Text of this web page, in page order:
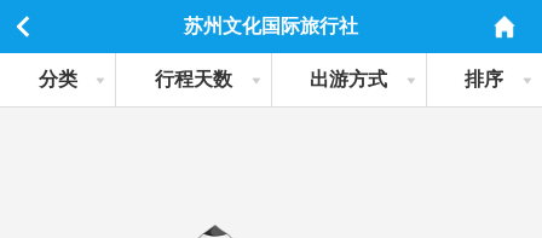
苏州文化国际旅行社
分类 行程天数 出游方式 排序